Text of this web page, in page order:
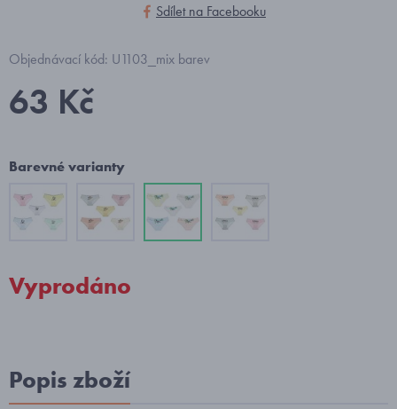
Sdílet na Facebooku
Objednávací kód: U1103_mix barev
63 Kč
Barevné varianty
Vyprodáno
Popis zboží